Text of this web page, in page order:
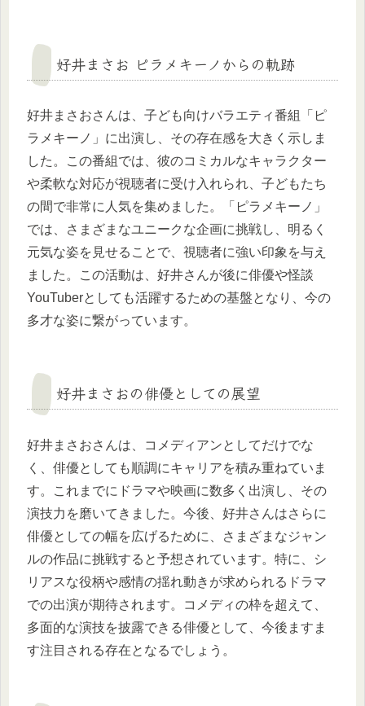
好井まさお ピラメキーノからの軌跡
好井まさおさんは、子ども向けバラエティ番組「ピ
ラメキーノ」に出演し、その存在感を大きく示しま
した。この番組では、彼のコミカルなキャラクター
や柔軟な対応が視聴者に受け入れられ、子どもたち
の間で非常に人気を集めました。「ピラメキーノ」
では、さまざまなユニークな企画に挑戦し、明るく
元気な姿を見せることで、視聴者に強い印象を与え
ました。この活動は、好井さんが後に俳優や怪談
YouTuberとしても活躍するための基盤となり、今の
多才な姿に繋がっています。
好井まさおの俳優としての展望
好井まさおさんは、コメディアンとしてだけでな
く、俳優としても順調にキャリアを積み重ねていま
す。これまでにドラマや映画に数多く出演し、その
演技力を磨いてきました。今後、好井さんはさらに
俳優としての幅を広げるために、さまざまなジャン
ルの作品に挑戦すると予想されています。特に、シ
リアスな役柄や感情の揺れ動きが求められるドラマ
での出演が期待されます。コメディの枠を超えて、
多面的な演技を披露できる俳優として、今後ますま
す注目される存在となるでしょう。